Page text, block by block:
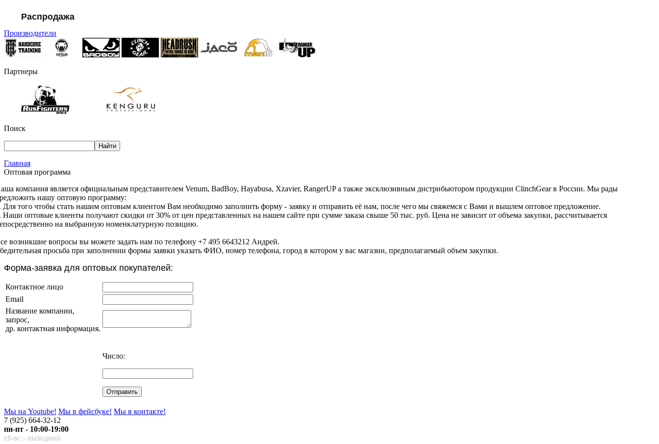
Распродажа
Производители
Партнеры
Поиск
Главная
Оптовая программа
компания является официальным представителем Venum, BadBoy, Hayabusa, Xzavier, RangerUP а также эксклюзивным дистрибьютором продукции ClinchGear в России. Мы рады
нашу оптовую программу:
Для того чтобы стать нашим оптовым клиентом Вам необходимо заполнить форму - заявку и отправить её нам, после чего мы свяжемся с Вами и вышлем оптовое предложение.
Наши оптовые клиенты получают скидки от 30% от цен представленных на нашем сайте при сумме заказа свыше 50 тыс. руб. Цена не зависит от объема закупки, рассчитывается
на выбранную номенклатурную позицию.
возникшие вопросы вы можете задать нам по телефону +7 495 6643212 Андрей.
просьба при заполнении формы заявки указать ФИО, номер телефона, город в котором у вас магазин, предполагаемый объем закупки.
Форма-заявка для оптовых покупателей:
Контактное лицо
Email
Название компании,
запрос,
др. контактная информация.
Число:
Мы на Youtube! Мы в фейсбуке! Мы в контакте!
7 (925) 664-32-12
пн-пт - 10:00-19:00
сб-вс - выходной